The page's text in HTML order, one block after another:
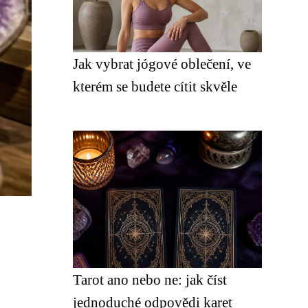
Jak vybrat jógové oblečení, ve
kterém se budete cítit skvěle
Tarot ano nebo ne: jak číst
jednoduché odpovědi karet